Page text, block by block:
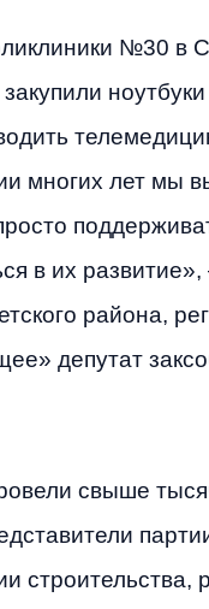
№30 в
многих лет мы
в их
района,
депутат
свыше
строительства,